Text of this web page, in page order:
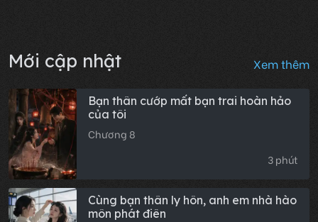
Mới cập nhật Xem thêm
Bạn thân cướp mất bạn trai hoàn hảo
của tôi
Chương 8
3 phút
Cùng bạn thân ly hôn, anh em nhà hào
môn phát điên